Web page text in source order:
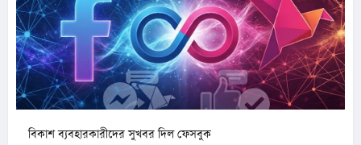
বিকাশ ব্যবহারকারীদের সুখবর দিল ফেসবুক